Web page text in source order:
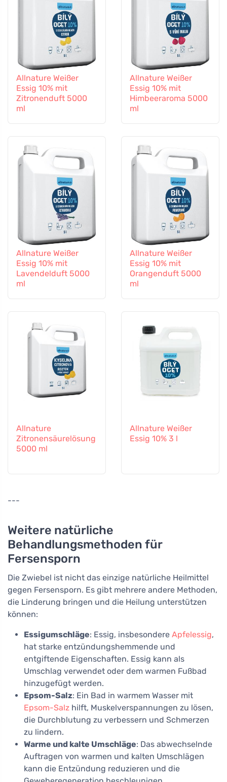
Allnature Weißer
Essig 10% mit
Zitronenduft 5000
ml
Allnature Weißer
Essig 10% mit
Himbeeraroma 5000
ml
Allnature Weißer
Essig 10% mit
Lavendelduft 5000
ml
Allnature Weißer
Essig 10% mit
Orangenduft 5000
ml
Allnature
Zitronensäurelösung
5000 ml
Allnature Weißer
Essig 10% 3 l
---
Weitere natürliche
Behandlungsmethoden für
Fersensporn
Die Zwiebel ist nicht das einzige natürliche Heilmittel
gegen Fersensporn. Es gibt mehrere andere Methoden,
die Linderung bringen und die Heilung unterstützen
können:
Essigumschläge: Essig, insbesondere Apfelessig,
hat starke entzündungshemmende und
entgiftende Eigenschaften. Essig kann als
Umschlag verwendet oder dem warmen Fußbad
hinzugefügt werden.
Epsom-Salz: Ein Bad in warmem Wasser mit
Epsom-Salz hilft, Muskelverspannungen zu lösen,
die Durchblutung zu verbessern und Schmerzen
zu lindern.
Warme und kalte Umschläge: Das abwechselnde
Auftragen von warmen und kalten Umschlägen
kann die Entzündung reduzieren und die